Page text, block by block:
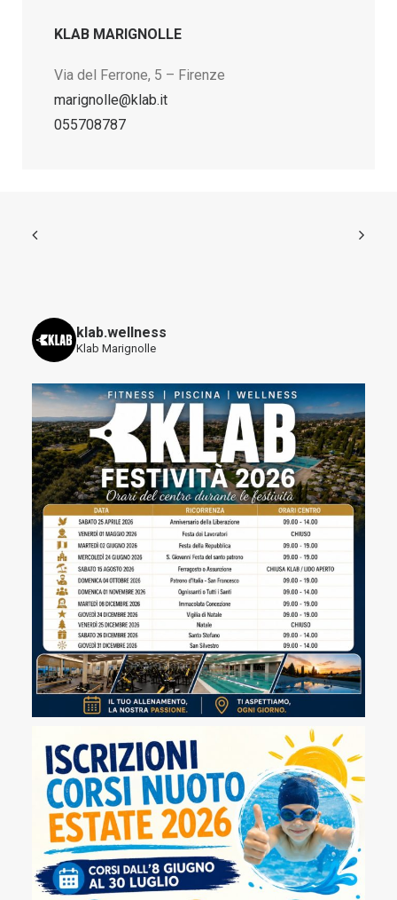
KLAB MARIGNOLLE
Via del Ferrone, 5 – Firenze
marignolle@klab.it
055708787
klab.wellness
Klab Marignolle